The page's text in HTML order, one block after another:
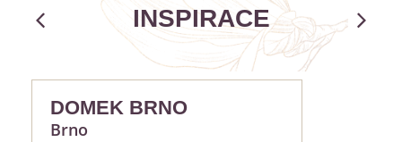
INSPIRACE
DOMEK BRNO
Brno